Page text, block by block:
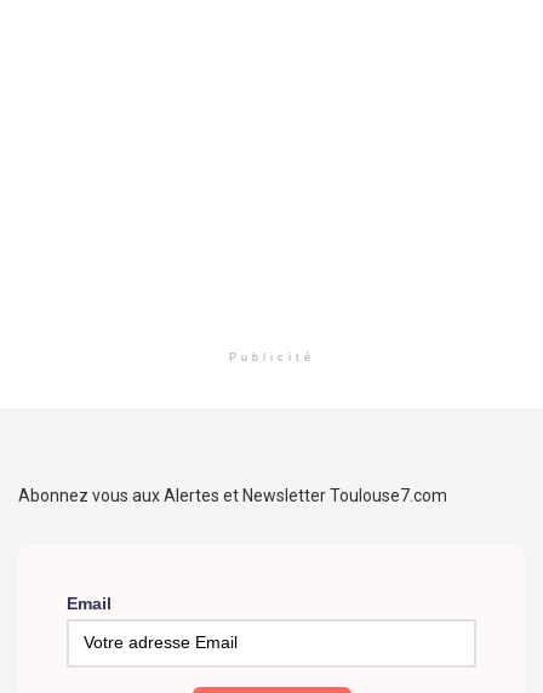
Publicité
Abonnez vous aux Alertes et Newsletter Toulouse7.com
Email